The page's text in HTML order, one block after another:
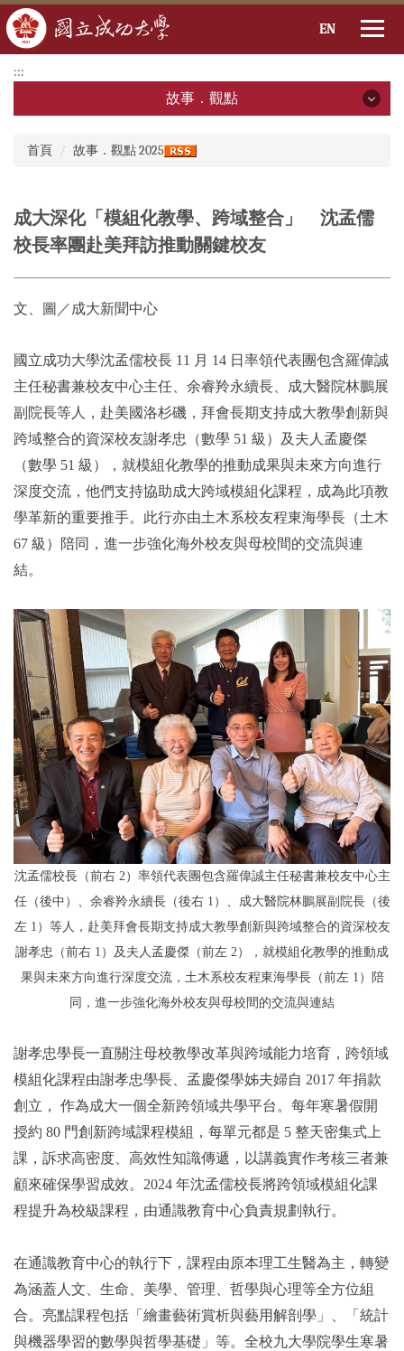
到
要
EN
:::
故事．觀點
2025年
2024年
2021年
2020年
2019年
首頁
故事．觀點 2025
成大深化「模組化教學、跨域整合」 沈孟儒
校長率團赴美拜訪推動關鍵校友
文、圖／成大新聞中心
國立成功大學沈孟儒校長 11 月 14 日率領代表團包含羅偉誠
主任秘書兼校友中心主任、余睿羚永續長、成大醫院林鵬展
副院長等人，赴美國洛杉磯，拜會長期支持成大教學創新與
跨域整合的資深校友謝孝忠（數學 51 級）及夫人孟慶傑
（數學 51 級），就模組化教學的推動成果與未來方向進行
深度交流，他們支持協助成大跨域模組化課程，成為此項教
學革新的重要推手。此行亦由土木系校友程東海學長（土木
67 級）陪同，進一步強化海外校友與母校間的交流與連
結。
沈孟儒校長（前右 2）率領代表團包含羅偉誠主任秘書兼校友中心主
任（後中）、余睿羚永續長（後右 1）、成大醫院林鵬展副院長（後
左 1）等人，赴美拜會長期支持成大教學創新與跨域整合的資深校友
謝孝忠（前右 1）及夫人孟慶傑（前左 2），就模組化教學的推動成
果與未來方向進行深度交流，土木系校友程東海學長（前左 1）陪
同，進一步強化海外校友與母校間的交流與連結
謝孝忠學長一直關注母校教學改革與跨域能力培育，跨領域
模組化課程由謝孝忠學長、孟慶傑學姊夫婦自 2017 年捐款
創立， 作為成大一個全新跨領域共學平台。每年寒暑假開
授約 80 門創新跨域課程模組，每單元都是 5 整天密集式上
課，訴求高密度、高效性知識傳遞，以講義實作考核三者兼
顧來確保學習成效。2024 年沈孟儒校長將跨領域模組化課
程提升為校級課程，由通識教育中心負責規劃執行。
在通識教育中心的執行下，課程由原本理工生醫為主，轉變
為涵蓋人文、生命、美學、管理、哲學與心理等全方位組
合。亮點課程包括「繪畫藝術賞析與藝用解剖學」、「統計
與機器學習的數學與哲學基礎」等。全校九大學院學生寒暑